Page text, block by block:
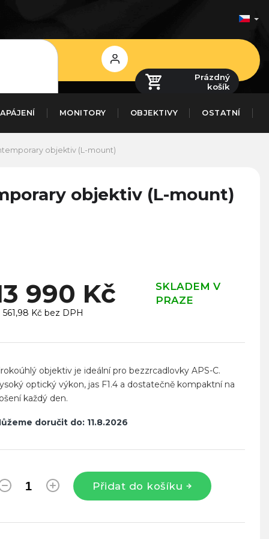
Přihlášení
Prázdný
košík
MONITORY OBJEKTIVY OSTATNÍ
objektiv (L-mount)
objektiv (L-mount)
990 Kč
SKLADEM V
PRAZE
561,98 Kč bez DPH
doručit do: 11.8.2026
Přidat do košíku
objektiv je ideální pro bezzrcadlovky APS-C.
optický výkon, jas F1.4 a dostatečně kompaktní na
každý den.